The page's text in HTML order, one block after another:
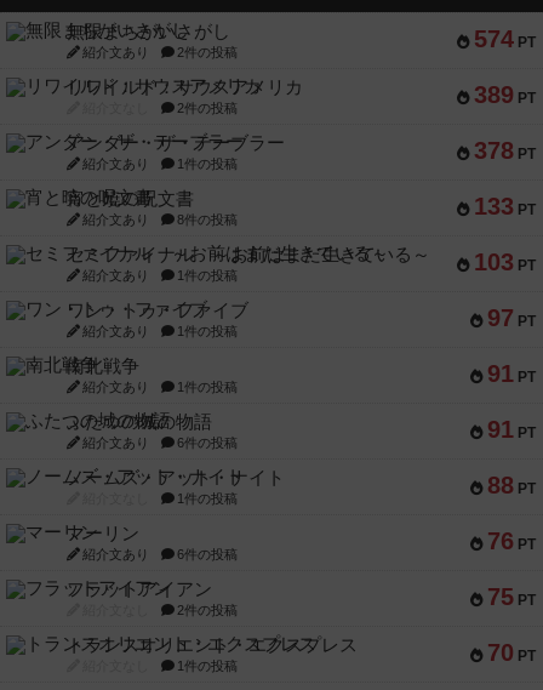
574 PT
無限まちがいさがし
紹介文あり 2件の投稿
389 PT
リワイルド：サウスアメリカ
2件の投稿
378 PT
アンダー・ザ・テーブラー
紹介文あり 1件の投稿
133 PT
宵と暁の呪文書
紹介文あり 8件の投稿
103 PT
セミファイナル ～お前はまだ生きている～
紹介文あり 1件の投稿
97 PT
ワン・トゥ・ファイブ
紹介文あり 1件の投稿
91 PT
南北戦争
紹介文あり 1件の投稿
91 PT
ふたつの城の物語
紹介文あり 6件の投稿
88 PT
ノームズ・アット・ナイト
1件の投稿
76 PT
マーリン
紹介文あり 6件の投稿
75 PT
フラットアイアン
2件の投稿
70 PT
トランスオリエント・エクスプレス
1件の投稿